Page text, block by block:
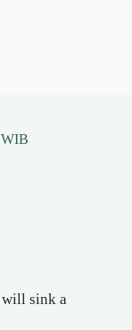
WIB
will sink a